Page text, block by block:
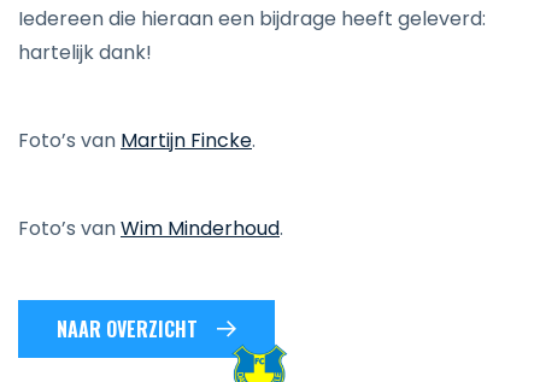
Iedereen die hieraan een bijdrage heeft geleverd:
hartelijk dank!
Foto’s van Martijn Fincke.
Foto’s vanWim Minderhoud.
NAAR OVERZICHT